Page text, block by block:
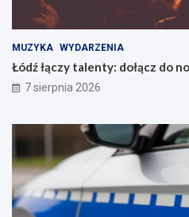
MUZYKA WYDARZENIA
Łódź łączy talenty: dołącz do
7 sierpnia 2026